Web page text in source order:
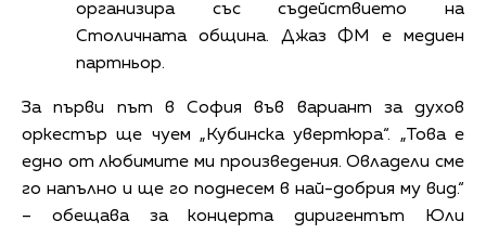
организира със съдействието на
Столичната община. Джаз ФМ е медиен
партньор.
За първи път в София във вариант за духов
оркестър ще чуем „Кубинска увертюра“. „Това е
едно от любимите ми произведения. Овладели сме
го напълно и ще го поднесем в най-добрия му вид.“
– обещава за концерта диригентът Юли